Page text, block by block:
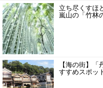
立ち尽くすほ
嵐山の「竹林
【海の街】
すすめスポッ